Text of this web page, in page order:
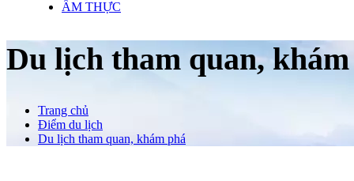
ẨM THỰC
Du lịch tham quan,
Trang chủ
Điểm du lịch
Du lịch tham quan, khám phá